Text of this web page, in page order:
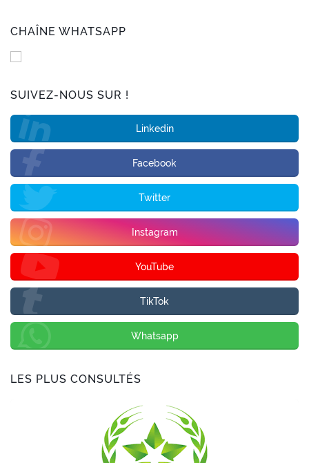
CHAÎNE WHATSAPP
SUIVEZ-NOUS SUR !
Linkedin
Facebook
Twitter
Instagram
YouTube
TikTok
Whatsapp
LES PLUS CONSULTÉS